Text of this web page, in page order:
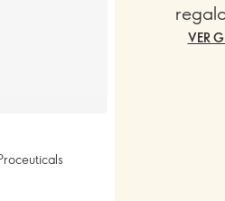
VER